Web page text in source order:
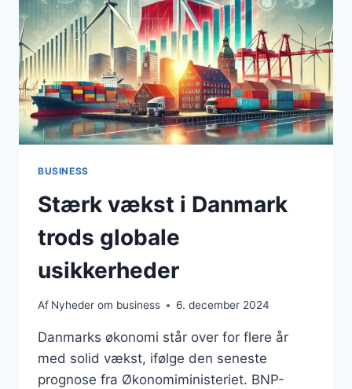
BUSINESS
Stærk vækst i Danmark
trods globale
usikkerheder
Af Nyheder om business 6. december 2024
Danmarks økonomi står over for flere år
med solid vækst, ifølge den seneste
prognose fra Økonomiministeriet. BNP-